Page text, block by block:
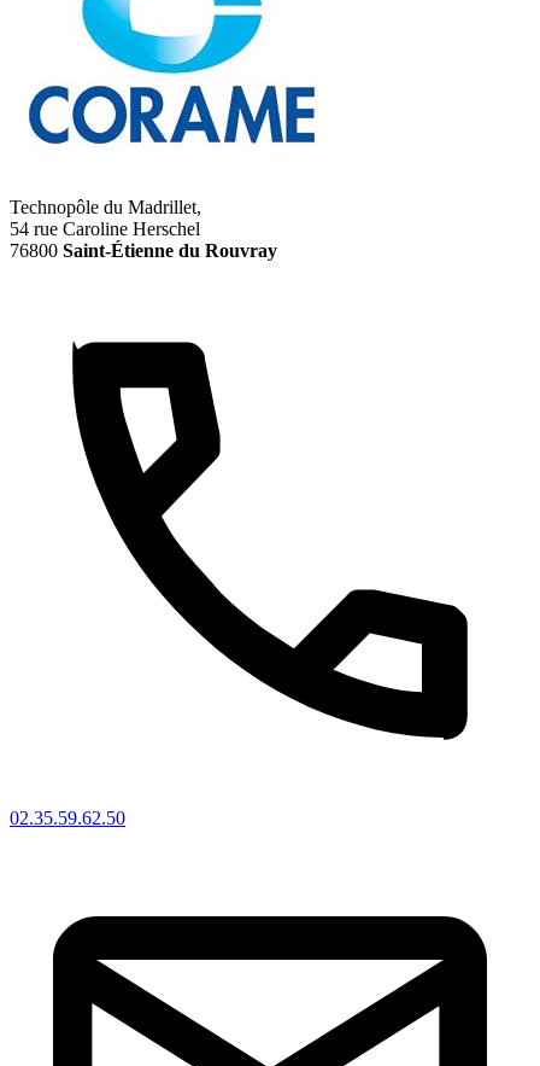
Technopôle du Madrillet,
54 rue Caroline Herschel
76800 Saint-Étienne du Rouvray
02.35.59.62.50